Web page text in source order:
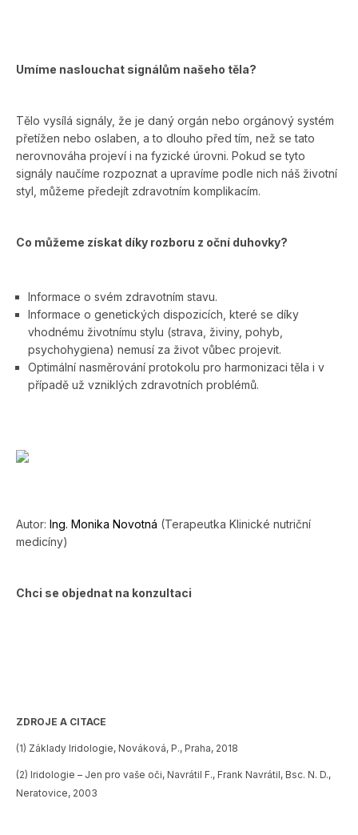
Umíme naslouchat signálům našeho těla?
Tělo vysílá signály, že je daný orgán nebo orgánový systém
přetížen nebo oslaben, a to dlouho před tím, než se tato
nerovnováha projeví i na fyzické úrovni. Pokud se tyto
signály naučíme rozpoznat a upravíme podle nich náš životní
styl, můžeme předejít zdravotním komplikacím.
Co můžeme získat díky rozboru z oční duhovky?
Informace o svém zdravotním stavu.
Informace o genetických dispozicích, které se díky
vhodnému životnímu stylu (strava, živiny, pohyb,
psychohygiena) nemusí za život vůbec projevit.
Optimální nasměrování protokolu pro harmonizaci těla i v
případě už vzniklých zdravotních problémů.
Autor: Ing. Monika Novotná (Terapeutka Klinické nutriční
medicíny)
Chci se objednat na konzultaci
ZDROJE A CITACE
(1) Základy Iridologie, Nováková, P., Praha, 2018
(2) Iridologie – Jen pro vaše oči, Navrátil F., Frank Navrátil, Bsc. N. D.,
Neratovice, 2003